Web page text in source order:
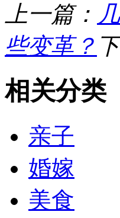
上一篇：
些变革？
相关分类
亲子
婚嫁
美食